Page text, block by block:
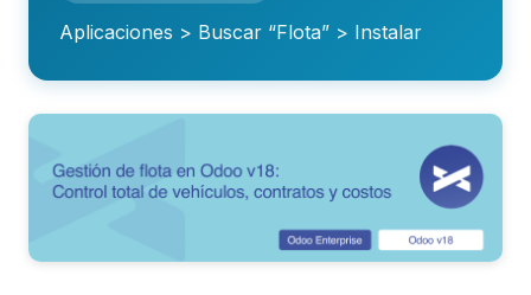
Aplicaciones > Buscar “Flota” > Instalar